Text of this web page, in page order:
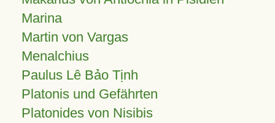
Marina
Martin von Vargas
Menalchius
Paulus Lê Bảo Tịnh
Platonis und Gefährten
Platonides von Nisibis